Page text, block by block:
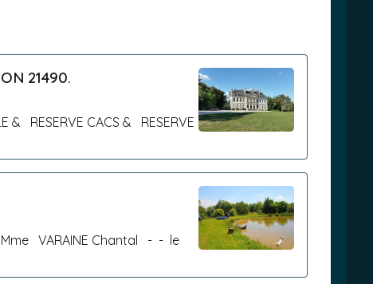
21490.
& RESERVE CACS & RESERVE
: Mme VARAINE Chantal - - le